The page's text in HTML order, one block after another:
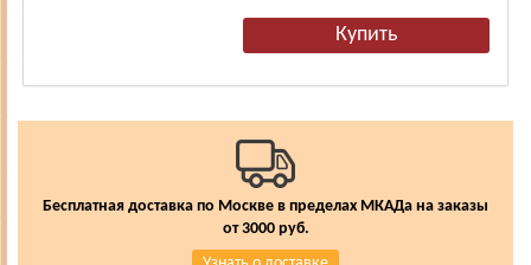
Бесплатная доставка по Москве в пределах МКАДа на заказы
от 3000 руб.